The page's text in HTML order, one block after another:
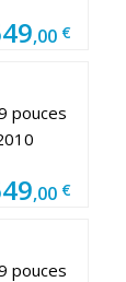
,00 €
pouces
,00 €
pouces